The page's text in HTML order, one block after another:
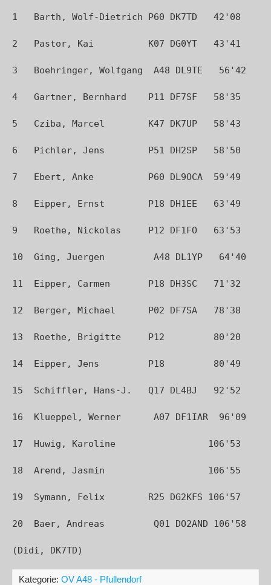
1   Barth, Wolf-Dietrich P60 DK7TD   42'08
2   Pastor, Kai          K07 DG0YT   43'41
3   Boehringer, Wolfgang  A48 DL9TE   56'42
4   Gartner, Bernhard    P11 DF7SF   58'35
5   Cziba, Marcel        K47 DK7UP   58'43
6   Pichler, Jens        P51 DH2SP   58'50
7   Ebert, Anke          P60 DL9OCA  59'49
8   Eipper, Ernst        P18 DH1EE   63'49
9   Roethe, Nickolas     P12 DF1FO   63'53
10  Ging, Juergen         A48 DL1YP   64'40
11  Eipper, Carmen       P18 DH3SC   71'32
12  Berger, Michael      P02 DF7SA   78'38
13  Roethe, Brigitte     P12         80'20
14  Eipper, Jens         P18         80'49
15  Schiffler, Hans-J.   Q17 DL4BJ   92'52
16  Klueppel, Werner      A07 DF1IAR  96'09
17  Huwig, Karoline                 106'53
18  Arend, Jasmin                   106'55
19  Symann, Felix        R25 DG2KFS 106'57
20  Baer, Andreas         Q01 DO2AND 106'58
Kategorie: OV A48 - Pfullendorf